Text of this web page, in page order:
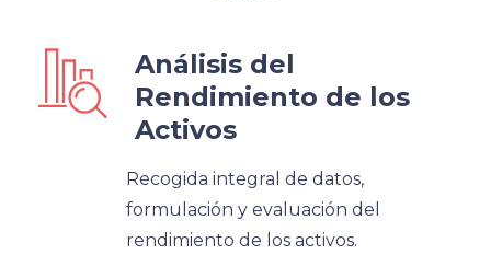
Análisis del
Rendimiento de los
Activos
Recogida integral de datos,
formulación y evaluación del
rendimiento de los activos.